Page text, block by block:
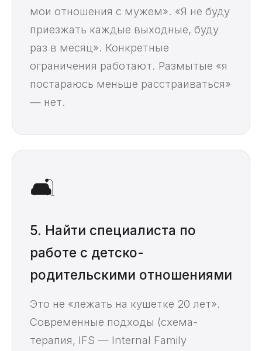
мои отношения с мужем». «Я не буду
приезжать каждые выходные, буду
раз в месяц». Конкретные
ограничения работают. Размытые «я
постараюсь меньше расстраиваться»
— нет.
🛋️
5. Найти специалиста по
работе с детско-
родительскими отношениями
Это не «лежать на кушетке 20 лет».
Современные подходы (схема-
терапия, IFS — Internal Family